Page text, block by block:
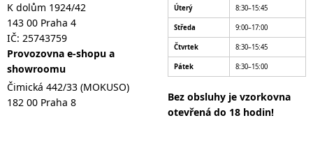
K dolům 1924/42
143 00 Praha 4
IČ: 25743759
Provozovna e-shopu a
showroomu
Čimická 442/33 (MOKUSO)
182 00 Praha 8
Úterý 8:30–15:45
Středa 9:00–17:00
Čtvrtek 8:30–15:45
Pátek 8:30–15:00
Bez obsluhy je vzorkovna
otevřená do 18 hodin!